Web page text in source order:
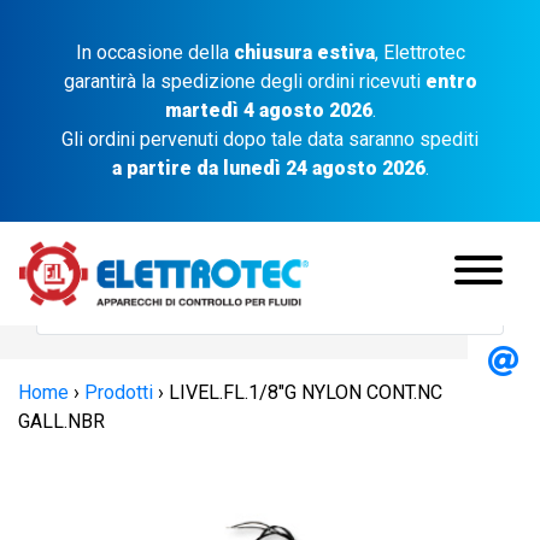
In occasione della chiusura estiva, Elettrotec
garantirà la spedizione degli ordini ricevuti entro
martedì 4 agosto 2026.
Gli ordini pervenuti dopo tale data saranno spediti
a partire da lunedì 24 agosto 2026.
Home › Prodotti › LIVEL.FL.1/8″G NYLON CONT.NC
GALL.NBR